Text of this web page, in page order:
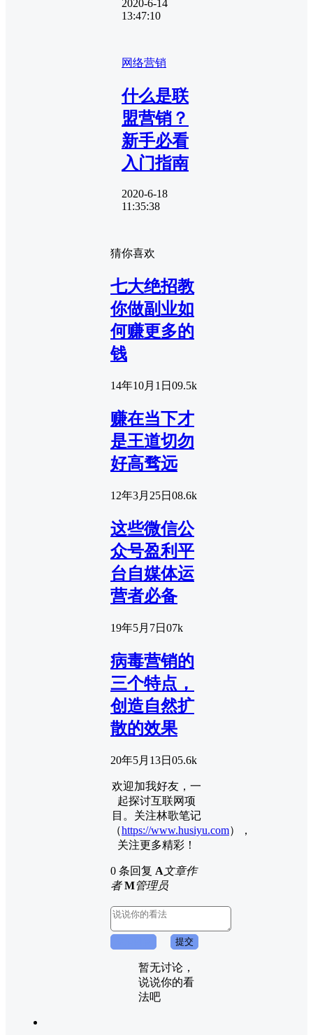
2020-6-14
13:47:10
网络营销
什么是联
盟营销？
新手必看
入门指南
2020-6-18
11:35:38
猜你喜欢
七大绝招教
你做副业如
何赚更多的
钱
14年10月1日 09.5k
赚在当下才
是王道切勿
好高骛远
12年3月25日 08.6k
这些微信公
众号盈利平
台自媒体运
营者必备
19年5月7日 07k
病毒营销的
三个特点，
创造自然扩
散的效果
20年5月13日 05.6k
欢迎加我好友，一
起探讨互联网项
目。关注林歌笔记
（https://www.husiyu.com），
关注更多精彩！
0 条回复 A文章作
者 M管理员
提交
暂无讨论，
说说你的看
法吧